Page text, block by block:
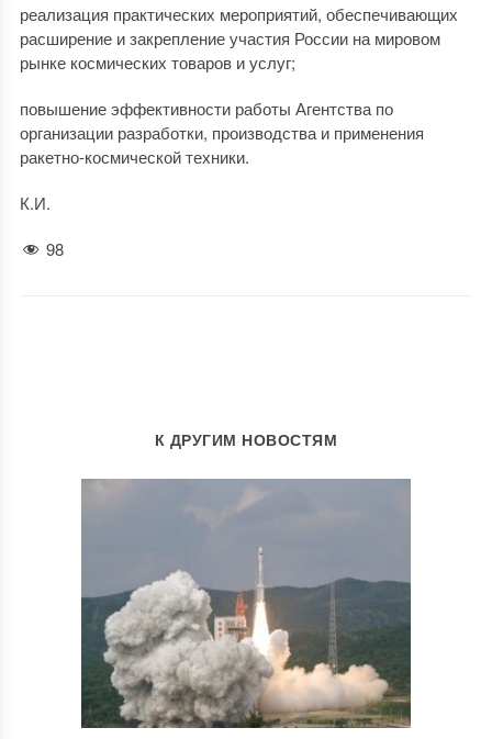
реализация практических мероприятий, обеспечивающих
расширение и закрепление участия России на мировом
рынке космических товаров и услуг;
повышение эффективности работы Агентства по
организации разработки, производства и применения
ракетно-космической техники.
К.И.
98
К ДРУГИМ НОВОСТЯМ